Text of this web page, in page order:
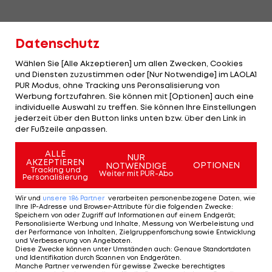
Datenschutz
Wählen Sie [Alle Akzeptieren] um allen Zwecken, Cookies
und Diensten zuzustimmen oder [Nur Notwendige] im LAOLA1
PUR Modus, ohne Tracking uns Peronsalisierung von
Werbung fortzufahren. Sie können mit [Optionen] auch eine
individuelle Auswahl zu treffen. Sie können Ihre Einstellungen
jederzeit über den Button links unten bzw. über den Link in
der Fußzeile anpassen.
ALLE
AKZEPTIEREN
Tracking und
Personalisierung
NUR
NOTWENDIGE
Weiter mit PUR-Abo
OPTIONEN
Wir und unsere 186 Partner verarbeiten personenbezogene Daten, wie
Ihre IP-Adresse und Browser-Attribute für die folgenden Zwecke:
Speichern von oder Zugriff auf Informationen auf einem Endgerät;
Personalisierte Werbung und Inhalte, Messung von Werbeleistung und
der Performance von Inhalten, Zielgruppenforschung sowie Entwicklung
und Verbesserung von Angeboten
Diese Zwecke können unter Umständen auch: Genaue Standortdaten
und Identifikation durch Scannen von Endgeräten
Manche Partner verwenden für gewisse Zwecke berechtigtes